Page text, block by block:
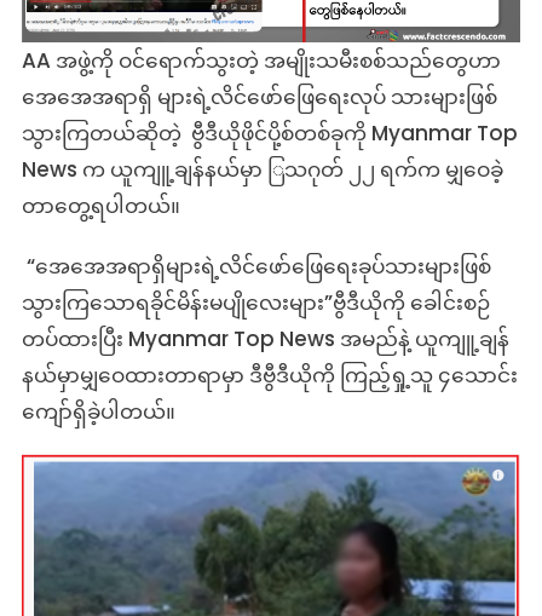
ကတ်
အချို့
နဲ့
AA
အဖွဲ့
ခံ
ရ
တဲ့
ရခိုင်
မိန်းမ
များ
အဖြစ်
ပုံ
မှား
ရိုက်
ထား
AA အဖွဲ့ကို ဝင်ရောက်သွးတဲ့ အမျိုးသမီးစစ်သည်တွေဟာ
အေအေအရာရှိ များရဲ့လိင်ဖော်ဖြေရေးလုပ် သားများဖြစ်
သွားကြတယ်ဆိုတဲ့ ဗွီဒီယိုဖိုင်ပို့စ်တစ်ခုကို Myanmar Top
News က ယူကျူ့ချန်နယ်မှာ ြသဂုတ် ၂၂ ရက်က မျှဝေခဲ့
တာတွေ့ရပါတယ်။
“အေအေအရာရှိများရဲ့လိင်ဖော်ဖြေရေးခုပ်သားများဖြစ်
သွားကြသောရခိုင်မိန်းမပျိုလေးများ”ဗွီဒီယိုကို ခေါင်းစဉ်
တပ်ထားပြီး Myanmar Top News အမည်နဲ့ ယူကျူ့ချန်
နယ်မှာမျှဝေထားတာရာမှာ ဒီဗွီဒီယိုကို ကြည့်ရှု့သူ ၄သောင်း
ကျော်ရှိခဲ့ပါတယ်။